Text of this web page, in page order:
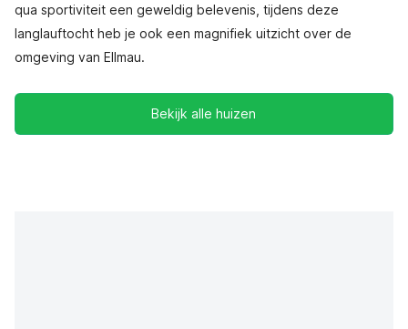
qua sportiviteit een geweldig belevenis, tijdens deze
langlauftocht heb je ook een magnifiek uitzicht over de
omgeving van Ellmau.
Bekijk alle huizen